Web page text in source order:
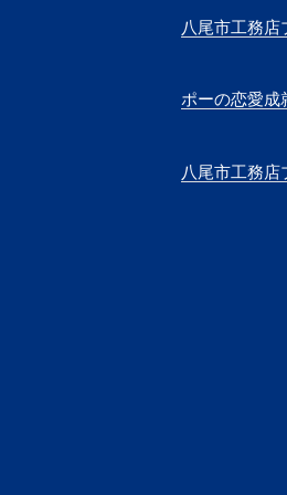
八尾市工務店
ポーの恋愛
八尾市工務